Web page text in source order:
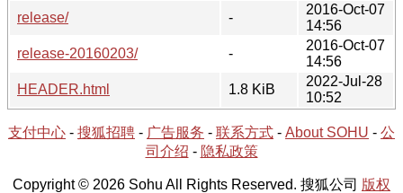
release/
-
2016-Oct-07
14:56
release-20160203/
-
2016-Oct-07
14:56
HEADER.html
1.8 KiB
2022-Jul-28
10:52
支付中心 - 搜狐招聘 - 广告服务 - 联系方式 - About SOHU - 公
司介绍 - 隐私政策
Copyright © 2026 Sohu All Rights Reserved. 搜狐公司 版权